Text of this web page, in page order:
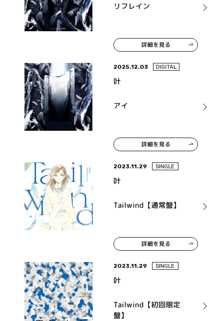
リフレイン
詳細を見る
2025.12.03 DIGITAL
叶
アイ
詳細を見る
2023.11.29 SINGLE
叶
Tailwind【通常盤】
詳細を見る
2023.11.29 SINGLE
叶
Tailwind【初回限定
盤】